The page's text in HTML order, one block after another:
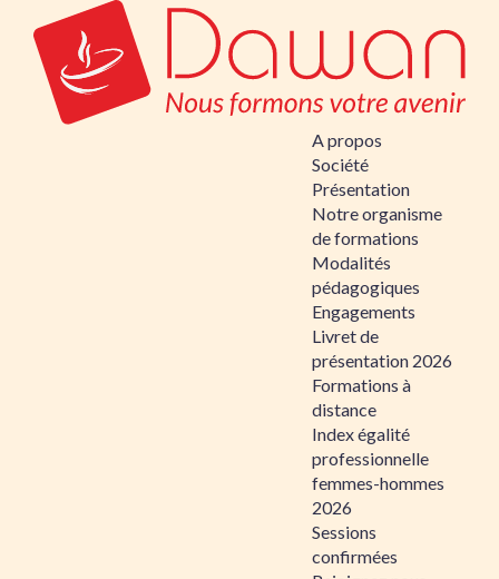
A propos
Société
Présentation
Notre organisme
de formations
Modalités
pédagogiques
Engagements
Livret de
présentation 2026
Formations à
distance
Index égalité
professionnelle
femmes-hommes
2026
Sessions
confirmées